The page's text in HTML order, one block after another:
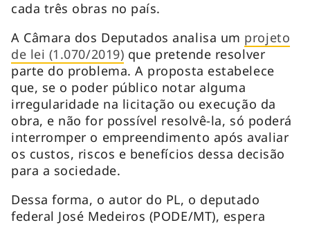
cada três obras no país.
A Câmara dos Deputados analisa um projeto
de lei (1.070/2019) que pretende resolver
parte do problema. A proposta estabelece
que, se o poder público notar alguma
irregularidade na licitação ou execução da
obra, e não for possível resolvê-la, só poderá
interromper o empreendimento após avaliar
os custos, riscos e benefícios dessa decisão
para a sociedade.
Dessa forma, o autor do PL, o deputado
federal José Medeiros (PODE/MT), espera